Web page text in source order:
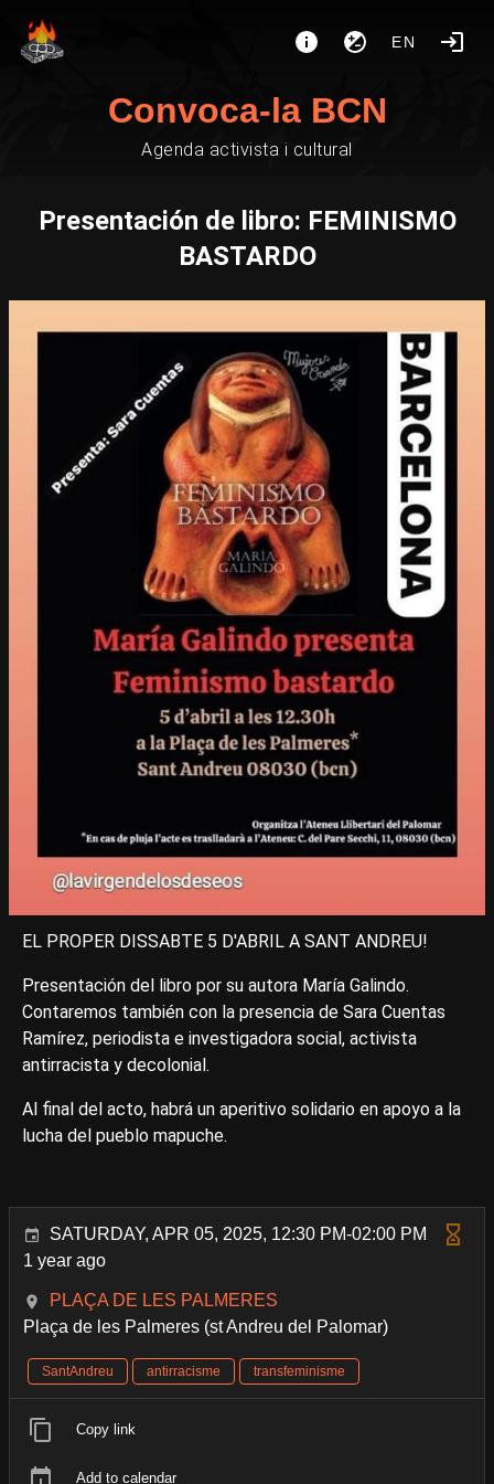
EN
Convoca-la BCN
Agenda activista i cultural
Presentación de libro: FEMINISMO
BASTARDO
EL PROPER DISSABTE 5 D'ABRIL A SANT ANDREU!
Presentación del libro por su autora María Galindo.
Contaremos también con la presencia de Sara Cuentas
Ramírez, periodista e investigadora social, activista
antirracista y decolonial.
Al final del acto, habrá un aperitivo solidario en apoyo a la
lucha del pueblo mapuche.
SATURDAY, APR 05, 2025, 12:30 PM-02:00 PM
1 year ago
PLAÇA DE LES PALMERES
Plaça de les Palmeres (st Andreu del Palomar)
SantAndreu antirracisme transfeminisme
Copy link
Add to calendar